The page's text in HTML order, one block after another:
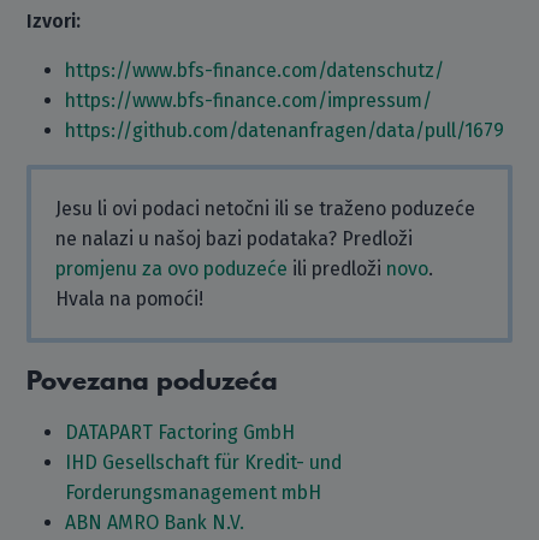
Izvori:
https://www.bfs-finance.com/datenschutz/
https://www.bfs-finance.com/impressum/
https://github.com/datenanfragen/data/pull/1679
Jesu li ovi podaci netočni ili se traženo poduzeće
ne nalazi u našoj bazi podataka? Predloži
promjenu za ovo poduzeće ili predloži novo.
Hvala na pomoći!
Povezana poduzeća
DATAPART Factoring GmbH
IHD Gesellschaft für Kredit- und
Forderungsmanagement mbH
ABN AMRO Bank N.V.